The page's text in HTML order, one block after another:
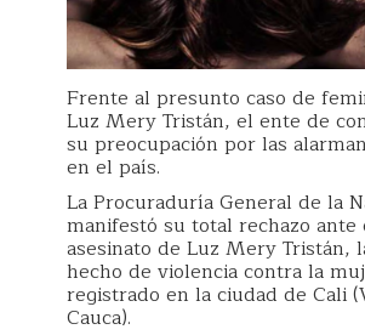
Frente al presunto caso de
Luz Mery Tristán, el ente de
su preocupación por las
en el país.
La Procuraduría General de la
manifestó su total rechazo ante
asesinato de Luz Mery Tristán,
hecho de violencia contra la
registrado en la ciudad de Cali
Cauca).